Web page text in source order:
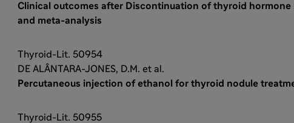
Clinical outcomes after Discontinuation of thyroid hormone
and meta-analysis
Thyroid-Lit. 50954
DE ALÂNTARA-JONES, D.M. et al.
Percutaneous injection of ethanol for thyroid nodule
Thyroid-Lit. 50955